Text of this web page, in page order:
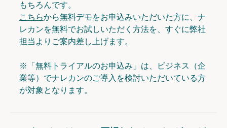
もちろんです。
こちらから無料デモをお申込みいただいた方に、ナ
レカンを無料でお試しいただく方法を、すぐに弊社
担当よりご案内差し上げます。
※「無料トライアルのお申込み」は、ビジネス（企
業等）でナレカンのご導入を検討いただいている方
が対象となります。